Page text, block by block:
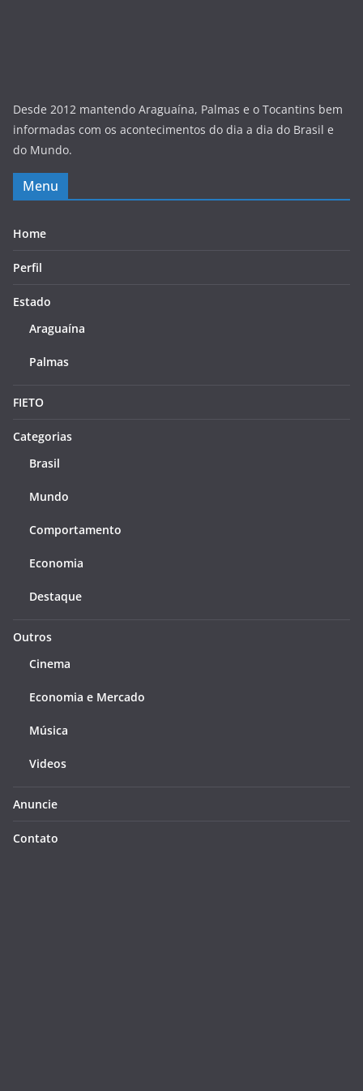
Desde 2012 mantendo Araguaína, Palmas e o Tocantins bem
informadas com os acontecimentos do dia a dia do Brasil e
do Mundo.
Menu
Home
Perfil
Estado
Araguaína
Palmas
FIETO
Categorias
Brasil
Mundo
Comportamento
Economia
Destaque
Outros
Cinema
Economia e Mercado
Música
Videos
Anuncie
Contato